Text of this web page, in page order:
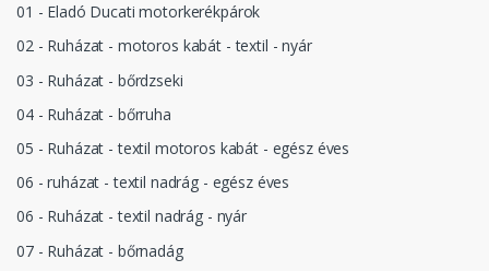
01 - Eladó Ducati motorkerékpárok
02 - Ruházat - motoros kabát - textil - nyár
03 - Ruházat - bőrdzseki
04 - Ruházat - bőrruha
05 - Ruházat - textil motoros kabát - egész éves
06 - ruházat - textil nadrág - egész éves
06 - Ruházat - textil nadrág - nyár
07 - Ruházat - bőrnadág